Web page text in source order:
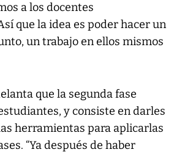
a los docentes
que la idea es poder hacer un
un trabajo en ellos mismos
que la segunda fase
y consiste en darles
herramientas para aplicarlas
“Ya después de haber